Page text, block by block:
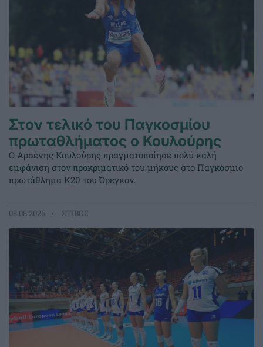
Στον τελικό του Παγκοσμίου
πρωταθλήματος ο Κουλούρης
Ο Αρσένης Κουλούρης πραγματοποίησε πολύ καλή
εμφάνιση στον προκριματικό του μήκους στο Παγκόσμιο
πρωτάθλημα Κ20 του Όρεγκον.
08.08.2026 ΣΤΙΒΟΣ